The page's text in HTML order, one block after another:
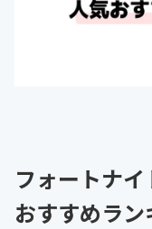
フォートナ
おすすめラ